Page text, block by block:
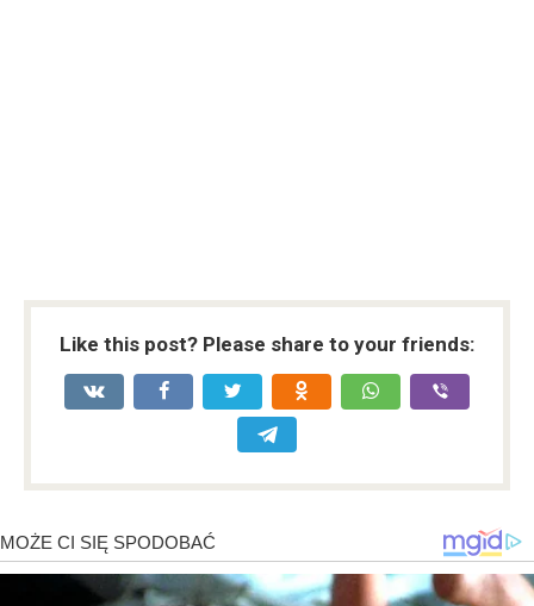
Like this post? Please share to your friends: